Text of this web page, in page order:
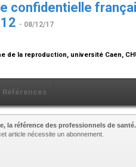
confidentielle
- 08/12/17
la reproduction, université Caen,
Références
la référence des professionnels de santé.
article nécessite un abonnement.